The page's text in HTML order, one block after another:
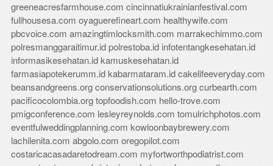
greeneacresfarmhouse.com cincinnatiukrainianfestival.com
fullhousesa.com oyaguerefineart.com healthywife.com
pbcvoice.com amazingtimlocksmith.com marrakechimmo.com
polresmanggaraitimur.id polrestoba.id infotentangkesehatan.id
informasikesehatan.id kamuskesehatan.id
farmasiapotekerumm.id kabarmataram.id cakelifeeveryday.com
beansandgreens.org conservationsolutions.org curbearth.com
pacificocolombia.org topfoodish.com hello-trove.com
pmigconference.com lesleyreynolds.com tomulrichphotos.com
eventfulweddingplanning.com kowloonbaybrewery.com
lachilenita.com abgolo.com oregopilot.com
costaricacasadaretodream.com myfortworthpodiatrist.com